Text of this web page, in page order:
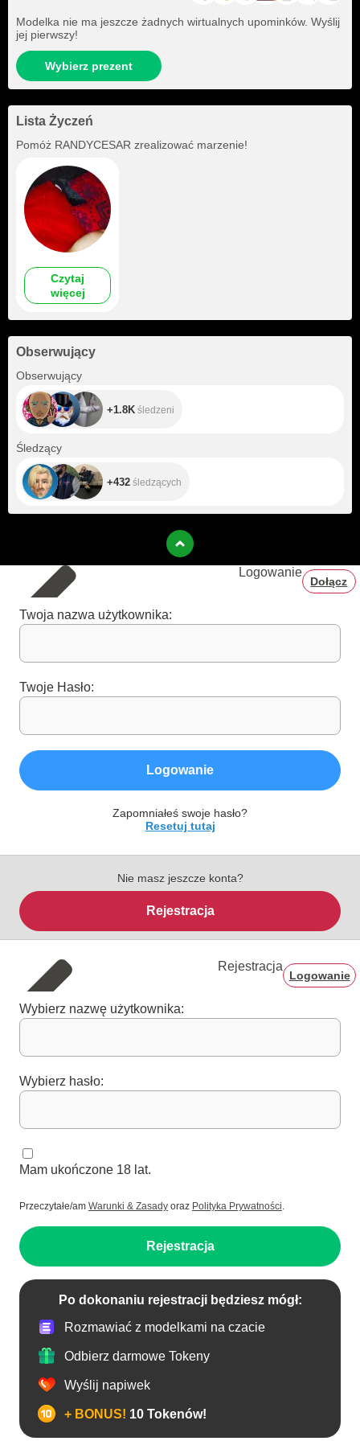
Modelka nie ma jeszcze żadnych wirtualnych upominków. Wyślij
jej pierwszy!
Wybierz prezent
Lista Życzeń
Pomóż RANDYCESAR zrealizować marzenie!
Czytaj
więcej
Obserwujący
Obserwujący
+1.8K śledzeni
Śledzący
+432 śledzących
Logowanie
Dołącz
Twoja nazwa użytkownika:
Twoje Hasło:
Logowanie
Zapomniałeś swoje hasło?
Resetuj tutaj
Nie masz jeszcze konta?
Rejestracja
Rejestracja
Logowanie
Wybierz nazwę użytkownika:
Wybierz hasło:
Mam ukończone 18 lat.
Przeczytałe/am Warunki & Zasady oraz Polityka Prywatności.
Rejestracja
Po dokonaniu rejestracji będziesz mógł:
Rozmawiać z modelkami na czacie
Odbierz darmowe Tokeny
Wyślij napiwek
+ BONUS! 10 Tokenów!